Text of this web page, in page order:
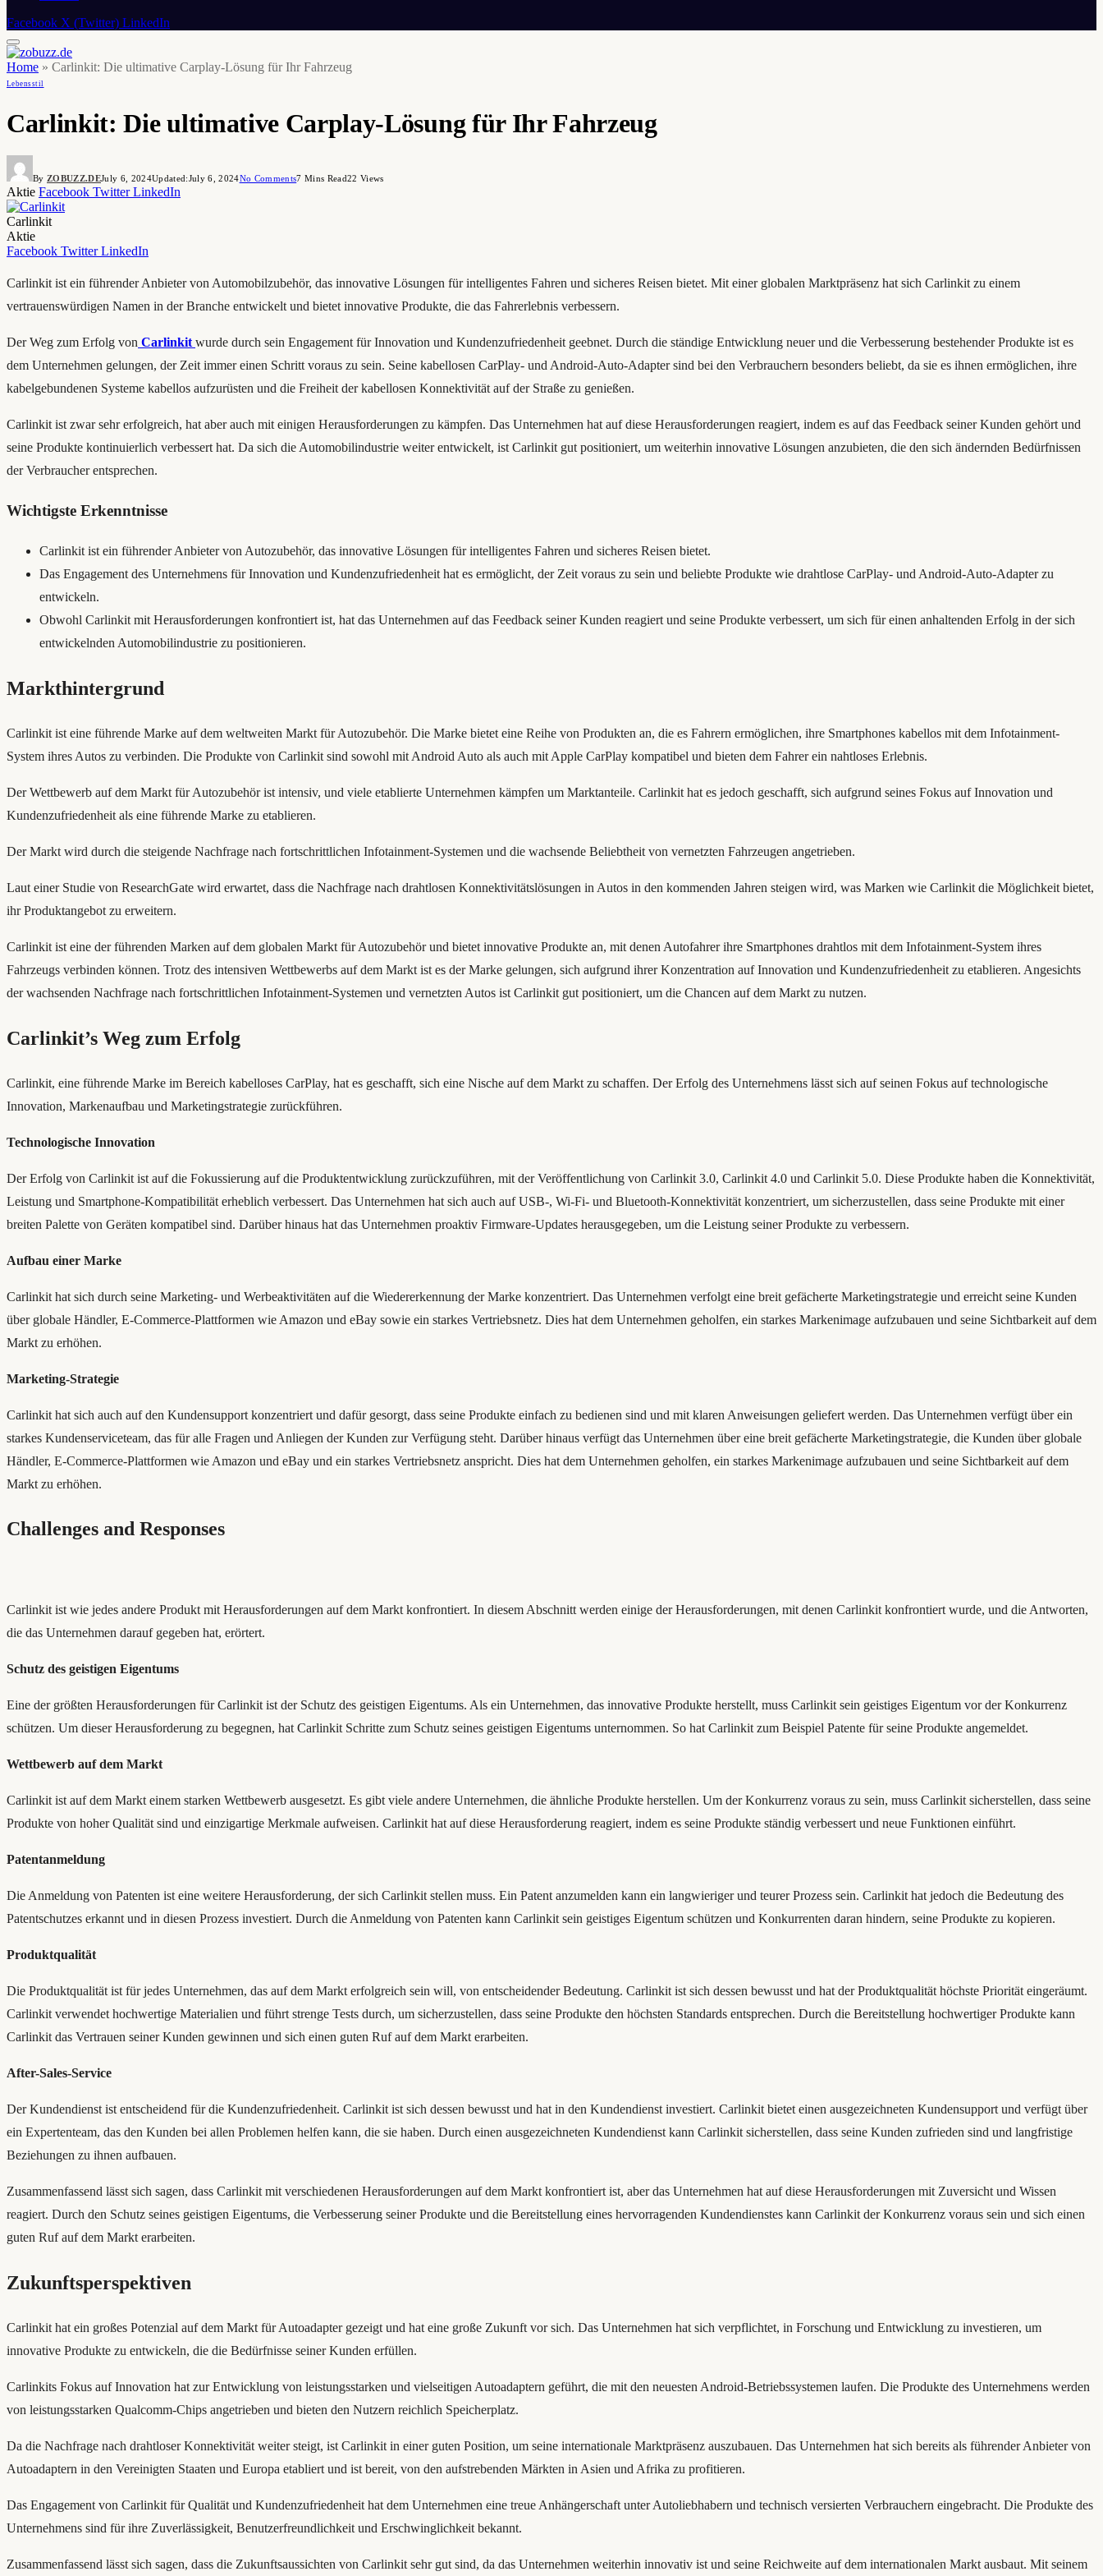
Facebook X (Twitter) LinkedIn
Home » Carlinkit: Die ultimative Carplay-Lösung für Ihr Fahrzeug
Lebensstil
Carlinkit: Die ultimative Carplay-Lösung für Ihr Fahrzeug
By ZOBUZZ.DEJuly 6, 2024Updated:July 6, 2024No Comments7 Mins Read22 Views
Aktie Facebook Twitter LinkedIn
Carlinkit
Aktie
Facebook Twitter LinkedIn
Carlinkit ist ein führender Anbieter von Automobilzubehör, das innovative Lösungen für intelligentes Fahren und sicheres Reisen bietet. Mit einer globalen Marktpräsenz hat sich Carlinkit zu einem
vertrauenswürdigen Namen in der Branche entwickelt und bietet innovative Produkte, die das Fahrerlebnis verbessern.
Der Weg zum Erfolg von Carlinkitwurde durch sein Engagement für Innovation und Kundenzufriedenheit geebnet. Durch die ständige Entwicklung neuer und die Verbesserung bestehender Produkte ist es
dem Unternehmen gelungen, der Zeit immer einen Schritt voraus zu sein. Seine kabellosen CarPlay- und Android-Auto-Adapter sind bei den Verbrauchern besonders beliebt, da sie es ihnen ermöglichen, ihre
kabelgebundenen Systeme kabellos aufzurüsten und die Freiheit der kabellosen Konnektivität auf der Straße zu genießen.
Carlinkit ist zwar sehr erfolgreich, hat aber auch mit einigen Herausforderungen zu kämpfen. Das Unternehmen hat auf diese Herausforderungen reagiert, indem es auf das Feedback seiner Kunden gehört und
seine Produkte kontinuierlich verbessert hat. Da sich die Automobilindustrie weiter entwickelt, ist Carlinkit gut positioniert, um weiterhin innovative Lösungen anzubieten, die den sich ändernden Bedürfnissen
der Verbraucher entsprechen.
Wichtigste Erkenntnisse
Carlinkit ist ein führender Anbieter von Autozubehör, das innovative Lösungen für intelligentes Fahren und sicheres Reisen bietet.
Das Engagement des Unternehmens für Innovation und Kundenzufriedenheit hat es ermöglicht, der Zeit voraus zu sein und beliebte Produkte wie drahtlose CarPlay- und Android-Auto-Adapter zu
entwickeln.
Obwohl Carlinkit mit Herausforderungen konfrontiert ist, hat das Unternehmen auf das Feedback seiner Kunden reagiert und seine Produkte verbessert, um sich für einen anhaltenden Erfolg in der sich
entwickelnden Automobilindustrie zu positionieren.
Markthintergrund
Carlinkit ist eine führende Marke auf dem weltweiten Markt für Autozubehör. Die Marke bietet eine Reihe von Produkten an, die es Fahrern ermöglichen, ihre Smartphones kabellos mit dem Infotainment-
System ihres Autos zu verbinden. Die Produkte von Carlinkit sind sowohl mit Android Auto als auch mit Apple CarPlay kompatibel und bieten dem Fahrer ein nahtloses Erlebnis.
Der Wettbewerb auf dem Markt für Autozubehör ist intensiv, und viele etablierte Unternehmen kämpfen um Marktanteile. Carlinkit hat es jedoch geschafft, sich aufgrund seines Fokus auf Innovation und
Kundenzufriedenheit als eine führende Marke zu etablieren.
Der Markt wird durch die steigende Nachfrage nach fortschrittlichen Infotainment-Systemen und die wachsende Beliebtheit von vernetzten Fahrzeugen angetrieben.
Laut einer Studie von ResearchGate wird erwartet, dass die Nachfrage nach drahtlosen Konnektivitätslösungen in Autos in den kommenden Jahren steigen wird, was Marken wie Carlinkit die Möglichkeit bietet,
ihr Produktangebot zu erweitern.
Carlinkit ist eine der führenden Marken auf dem globalen Markt für Autozubehör und bietet innovative Produkte an, mit denen Autofahrer ihre Smartphones drahtlos mit dem Infotainment-System ihres
Fahrzeugs verbinden können. Trotz des intensiven Wettbewerbs auf dem Markt ist es der Marke gelungen, sich aufgrund ihrer Konzentration auf Innovation und Kundenzufriedenheit zu etablieren. Angesichts
der wachsenden Nachfrage nach fortschrittlichen Infotainment-Systemen und vernetzten Autos ist Carlinkit gut positioniert, um die Chancen auf dem Markt zu nutzen.
Carlinkit’s Weg zum Erfolg
Carlinkit, eine führende Marke im Bereich kabelloses CarPlay, hat es geschafft, sich eine Nische auf dem Markt zu schaffen. Der Erfolg des Unternehmens lässt sich auf seinen Fokus auf technologische
Innovation, Markenaufbau und Marketingstrategie zurückführen.
Technologische Innovation
Der Erfolg von Carlinkit ist auf die Fokussierung auf die Produktentwicklung zurückzuführen, mit der Veröffentlichung von Carlinkit 3.0, Carlinkit 4.0 und Carlinkit 5.0. Diese Produkte haben die Konnektivität,
Leistung und Smartphone-Kompatibilität erheblich verbessert. Das Unternehmen hat sich auch auf USB-, Wi-Fi- und Bluetooth-Konnektivität konzentriert, um sicherzustellen, dass seine Produkte mit einer
breiten Palette von Geräten kompatibel sind. Darüber hinaus hat das Unternehmen proaktiv Firmware-Updates herausgegeben, um die Leistung seiner Produkte zu verbessern.
Aufbau einer Marke
Carlinkit hat sich durch seine Marketing- und Werbeaktivitäten auf die Wiedererkennung der Marke konzentriert. Das Unternehmen verfolgt eine breit gefächerte Marketingstrategie und erreicht seine Kunden
über globale Händler, E-Commerce-Plattformen wie Amazon und eBay sowie ein starkes Vertriebsnetz. Dies hat dem Unternehmen geholfen, ein starkes Markenimage aufzubauen und seine Sichtbarkeit auf dem
Markt zu erhöhen.
Marketing-Strategie
Carlinkit hat sich auch auf den Kundensupport konzentriert und dafür gesorgt, dass seine Produkte einfach zu bedienen sind und mit klaren Anweisungen geliefert werden. Das Unternehmen verfügt über ein
starkes Kundenserviceteam, das für alle Fragen und Anliegen der Kunden zur Verfügung steht. Darüber hinaus verfügt das Unternehmen über eine breit gefächerte Marketingstrategie, die Kunden über globale
Händler, E-Commerce-Plattformen wie Amazon und eBay und ein starkes Vertriebsnetz anspricht. Dies hat dem Unternehmen geholfen, ein starkes Markenimage aufzubauen und seine Sichtbarkeit auf dem
Markt zu erhöhen.
Challenges and Responses
Carlinkit ist wie jedes andere Produkt mit Herausforderungen auf dem Markt konfrontiert. In diesem Abschnitt werden einige der Herausforderungen, mit denen Carlinkit konfrontiert wurde, und die Antworten,
die das Unternehmen darauf gegeben hat, erörtert.
Schutz des geistigen Eigentums
Eine der größten Herausforderungen für Carlinkit ist der Schutz des geistigen Eigentums. Als ein Unternehmen, das innovative Produkte herstellt, muss Carlinkit sein geistiges Eigentum vor der Konkurrenz
schützen. Um dieser Herausforderung zu begegnen, hat Carlinkit Schritte zum Schutz seines geistigen Eigentums unternommen. So hat Carlinkit zum Beispiel Patente für seine Produkte angemeldet.
Wettbewerb auf dem Markt
Carlinkit ist auf dem Markt einem starken Wettbewerb ausgesetzt. Es gibt viele andere Unternehmen, die ähnliche Produkte herstellen. Um der Konkurrenz voraus zu sein, muss Carlinkit sicherstellen, dass seine
Produkte von hoher Qualität sind und einzigartige Merkmale aufweisen. Carlinkit hat auf diese Herausforderung reagiert, indem es seine Produkte ständig verbessert und neue Funktionen einführt.
Patentanmeldung
Die Anmeldung von Patenten ist eine weitere Herausforderung, der sich Carlinkit stellen muss. Ein Patent anzumelden kann ein langwieriger und teurer Prozess sein. Carlinkit hat jedoch die Bedeutung des
Patentschutzes erkannt und in diesen Prozess investiert. Durch die Anmeldung von Patenten kann Carlinkit sein geistiges Eigentum schützen und Konkurrenten daran hindern, seine Produkte zu kopieren.
Produktqualität
Die Produktqualität ist für jedes Unternehmen, das auf dem Markt erfolgreich sein will, von entscheidender Bedeutung. Carlinkit ist sich dessen bewusst und hat der Produktqualität höchste Priorität eingeräumt.
Carlinkit verwendet hochwertige Materialien und führt strenge Tests durch, um sicherzustellen, dass seine Produkte den höchsten Standards entsprechen. Durch die Bereitstellung hochwertiger Produkte kann
Carlinkit das Vertrauen seiner Kunden gewinnen und sich einen guten Ruf auf dem Markt erarbeiten.
After-Sales-Service
Der Kundendienst ist entscheidend für die Kundenzufriedenheit. Carlinkit ist sich dessen bewusst und hat in den Kundendienst investiert. Carlinkit bietet einen ausgezeichneten Kundensupport und verfügt über
ein Expertenteam, das den Kunden bei allen Problemen helfen kann, die sie haben. Durch einen ausgezeichneten Kundendienst kann Carlinkit sicherstellen, dass seine Kunden zufrieden sind und langfristige
Beziehungen zu ihnen aufbauen.
Zusammenfassend lässt sich sagen, dass Carlinkit mit verschiedenen Herausforderungen auf dem Markt konfrontiert ist, aber das Unternehmen hat auf diese Herausforderungen mit Zuversicht und Wissen
reagiert. Durch den Schutz seines geistigen Eigentums, die Verbesserung seiner Produkte und die Bereitstellung eines hervorragenden Kundendienstes kann Carlinkit der Konkurrenz voraus sein und sich einen
guten Ruf auf dem Markt erarbeiten.
Zukunftsperspektiven
Carlinkit hat ein großes Potenzial auf dem Markt für Autoadapter gezeigt und hat eine große Zukunft vor sich. Das Unternehmen hat sich verpflichtet, in Forschung und Entwicklung zu investieren, um
innovative Produkte zu entwickeln, die die Bedürfnisse seiner Kunden erfüllen.
Carlinkits Fokus auf Innovation hat zur Entwicklung von leistungsstarken und vielseitigen Autoadaptern geführt, die mit den neuesten Android-Betriebssystemen laufen. Die Produkte des Unternehmens werden
von leistungsstarken Qualcomm-Chips angetrieben und bieten den Nutzern reichlich Speicherplatz.
Da die Nachfrage nach drahtloser Konnektivität weiter steigt, ist Carlinkit in einer guten Position, um seine internationale Marktpräsenz auszubauen. Das Unternehmen hat sich bereits als führender Anbieter von
Autoadaptern in den Vereinigten Staaten und Europa etabliert und ist bereit, von den aufstrebenden Märkten in Asien und Afrika zu profitieren.
Das Engagement von Carlinkit für Qualität und Kundenzufriedenheit hat dem Unternehmen eine treue Anhängerschaft unter Autoliebhabern und technisch versierten Verbrauchern eingebracht. Die Produkte des
Unternehmens sind für ihre Zuverlässigkeit, Benutzerfreundlichkeit und Erschwinglichkeit bekannt.
Zusammenfassend lässt sich sagen, dass die Zukunftsaussichten von Carlinkit sehr gut sind, da das Unternehmen weiterhin innovativ ist und seine Reichweite auf dem internationalen Markt ausbaut. Mit seinem